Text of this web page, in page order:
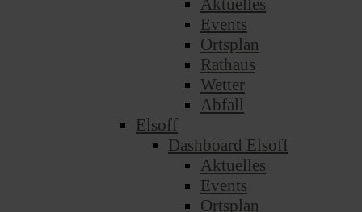
Aktuelles
Events
Ortsplan
Rathaus
Wetter
Abfall
Elsoff
Dashboard Elsoff
Aktuelles
Events
Ortsplan